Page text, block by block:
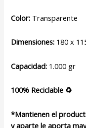
Color: Transparente
Dimensiones: 180 x
Capacidad: 1.000 gr
100% Reciclable ♻
*Mantienen el
y aparte le aporta